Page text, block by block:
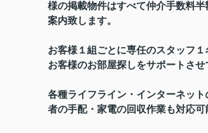
様の掲載物件はすべて仲介手数料
案内致します。
お客様１組ごとに専任のスタッフ
お客様のお部屋探しをサポートさせ
各種ライフライン・インターネッ
者の手配・家電の回収作業も対応可